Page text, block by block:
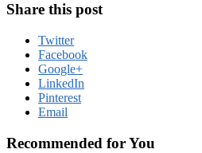
Share this post
Twitter
Facebook
Google+
LinkedIn
Pinterest
Email
Recommended for You